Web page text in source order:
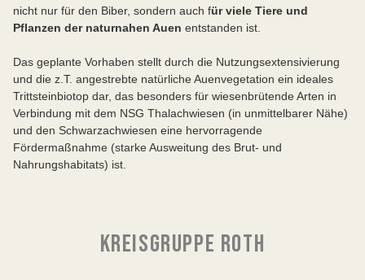
nicht nur für den Biber, sondern auch für viele Tiere und
Pflanzen der naturnahen Auen entstanden ist.
Das geplante Vorhaben stellt durch die Nutzungsextensivierung
und die z.T. angestrebte natürliche Auenvegetation ein ideales
Trittsteinbiotop dar, das besonders für wiesenbrütende Arten in
Verbindung mit dem NSG Thalachwiesen (in unmittelbarer Nähe)
und den Schwarzachwiesen eine hervorragende
Fördermaßnahme (starke Ausweitung des Brut- und
Nahrungshabitats) ist.
KREISGRUPPE ROTH